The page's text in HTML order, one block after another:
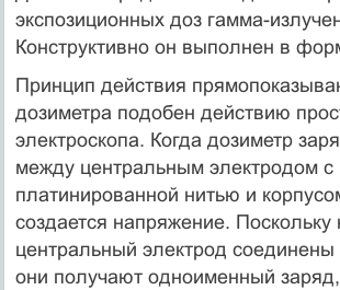
экспозиционных доз гамма-
Конструктивно он выполнен в
Принцип действия
дозиметра подобен действию
электроскопа. Когда дозиметр
между центральным электродом с
платинированной нитью и
создается напряжение. Поскольку
центральный электрод соединены
они получают одноименный